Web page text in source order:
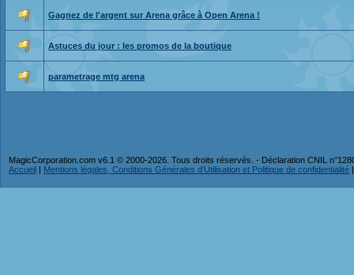
Gagnez de l'argent sur Arena grâce à Open Arena !
Astuces du jour : les promos de la boutique
parametrage mtg arena
MagicCorporation.com v6.1 © 2000-2026. Tous droits réservés. - Déclaration CNIL
Accueil | Mentions légales, Conditions Générales d'Utilisation et Politique de confidentialité